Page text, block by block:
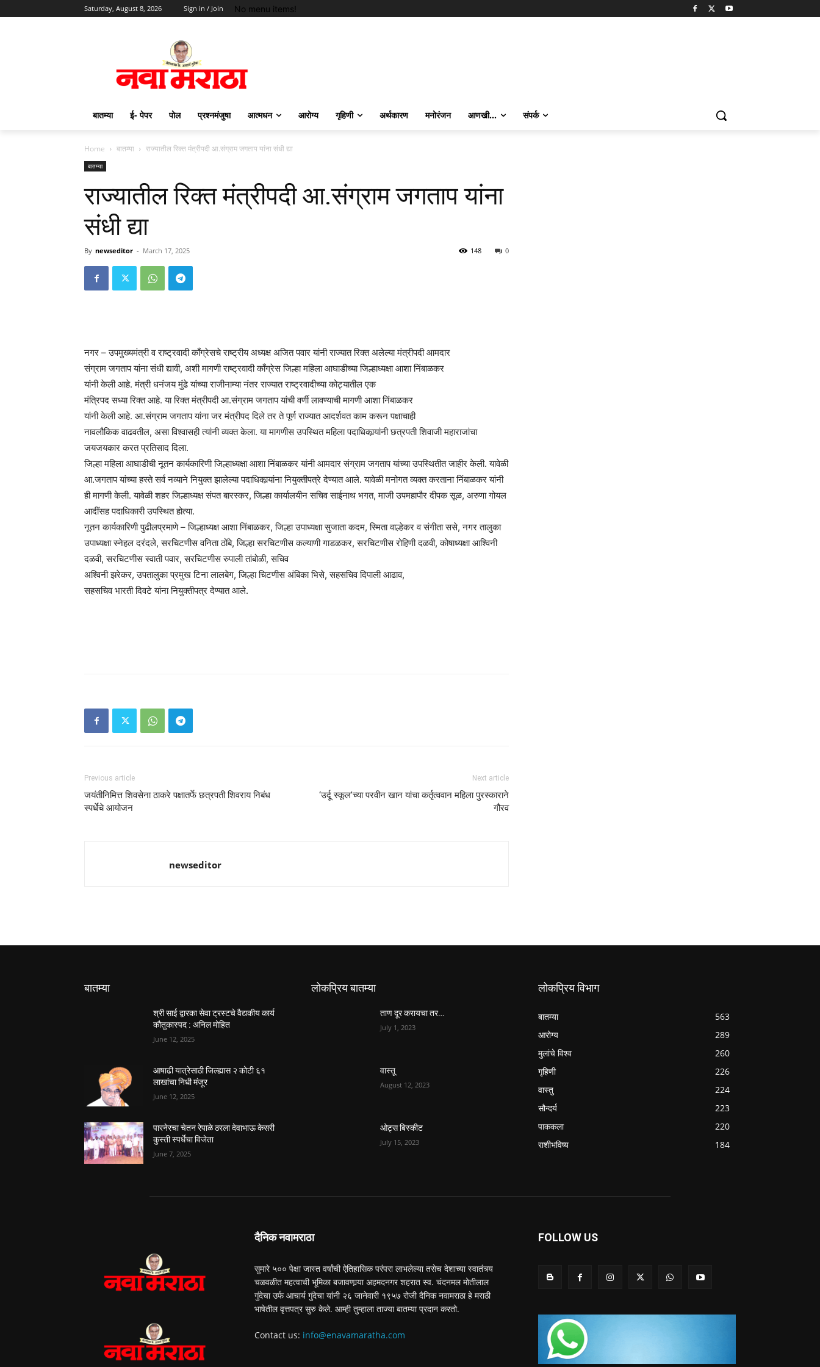
Saturday, August 8, 2026 Sign in / Join No menu items!
बातम्या ई- पेपर पोल प्रश्नमंजुषा आत्मधन आरोग्य गृहिणी अर्थकारण मनोरंजन आणखी… संपर्क
Home बातम्या राज्यातील रिक्त मंत्रीपदी आ.संग्राम जगताप यांना संधी द्या
बातम्या
राज्यातील रिक्त मंत्रीपदी आ.संग्राम जगताप यांना
संधी द्या
By newseditor - March 17, 2025 0
148
नगर – उपमुख्यमंत्री व राष्ट्रवादी काँग्रेसचे राष्ट्रीय अध्यक्ष अजित पवार यांनी राज्यात रिक्त अलेल्या मंत्रीपदी आमदार
संग्राम जगताप यांना संधी द्यावी, अशी मागणी राष्ट्रवादी काँग्रेस जिल्हा महिला आघाडीच्या जिल्हाध्यक्षा आशा निंबाळकर
यांनी केली आहे. मंत्री धनंजय मुंढे यांच्या राजीनाम्या नंतर राज्यात राष्ट्रवादीच्या कोट्यातील एक
मंत्रिपद सध्या रिक्त आहे. या रिक्त मंत्रीपदी आ.संग्राम जगताप यांची वर्णी लावण्याची मागणी आशा निंबाळकर
यांनी केली आहे. आ.संग्राम जगताप यांना जर मंत्रीपद दिले तर ते पूर्ण राज्यात आदर्शवत काम करून पक्षाचाही
नावलौकिक वाढवतील, असा विश्वासही त्यांनी व्यक्त केला. या मागणीस उपस्थित महिला पदाधिकार्‍यांनी छत्रपती शिवाजी महाराजांचा
जयजयकार करत प्रतिसाद दिला.
जिल्हा महिला आघाडीची नूतन कार्यकारिणी जिल्हाध्यक्षा आशा निंबाळकर यांनी आमदार संग्राम जगताप यांच्या उपस्थितीत जाहीर केली. यावेळी
आ.जगताप यांच्या हस्ते सर्व नव्याने नियुक्त झालेल्या पदाधिकार्‍यांना नियुक्तीपत्रे देण्यात आले. यावेळी मनोगत व्यक्त करताना निंबाळकर यांनी
ही मागणी केली. यावेळी शहर जिल्हाध्यक्ष संपत बारस्कर, जिल्हा कार्यालयीन सचिव साईनाथ भगत, माजी उपमहापौर दीपक सूळ, अरुणा गोयल
आदींसह पदाधिकारी उपस्थित होत्या.
नूतन कार्यकारिणी पुढीलप्रमाणे – जिल्हाध्यक्ष आशा निंबाळकर, जिल्हा उपाध्यक्षा सुजाता कदम, स्मिता वाल्हेकर व संगीता ससे, नगर तालुका
उपाध्यक्षा स्नेहल दरंदले, सरचिटणीस वनिता ठोंबे, जिल्हा सरचिटणीस कल्याणी गाडळकर, सरचिटणीस रोहिणी दळवी, कोषाध्यक्षा आश्विनी
दळवी, सरचिटणीस स्वाती पवार, सरचिटणीस रुपाली तांबोळी, सचिव
अश्विनी झरेकर, उपतालुका प्रमुख टिना लालबेग, जिल्हा चिटणीस अंबिका भिसे, सहसचिव दिपाली आढाव,
सहसचिव भारती दिवटे यांना नियुक्तीपत्र देण्यात आले.
Previous article
जयंतीनिमित्त शिवसेना ठाकरे पक्षातर्फे छत्रपती शिवराय निबंध
स्पर्धेचे आयोजन
Next article
‘उर्दू स्कूल’च्या परवीन खान यांचा कर्तृत्ववान महिला पुरस्काराने
गौरव
newseditor
बातम्या
श्री साई द्वारका सेवा ट्रस्टचे वैद्यकीय कार्य
कौतुकास्पद : अनिल मोहित
June 12, 2025
आषाढी यात्रेसाठी जिल्ह्यास २ कोटी ६१
लाखांचा निधी मंजूर
June 12, 2025
पारनेरचा चेतन रेपाळे ठरला देवाभाऊ केसरी
कुस्ती स्पर्धेचा विजेता
June 7, 2025
लोकप्रिय बातम्या
ताण दूर करायचा तर…
July 1, 2023
वास्तू
August 12, 2023
ओट्स बिस्कीट
July 15, 2023
लोकप्रिय विभाग
बातम्या
563
आरोग्य
289
मुलांचे विश्व
260
गृहिणी
226
वास्तु
224
सौन्दर्य
223
पाककला
220
राशीभविष्य
184
दैनिक नवामराठा
सुमारे ५०० पेक्षा जास्त वर्षांची ऐतिहासिक परंपरा लाभलेल्या तसेच देशाच्या स्वातंत्र्य
चळवळीत महत्वाची भूमिका बजावणार्‍या अहमदनगर शहरात स्व. चंदनमल मोतीलाल
गुंदेचा उर्फ आचार्य गुंदेचा यांनी २६ जानेवारी १९५७ रोजी दैनिक नवामराठा हे मराठी
भाषेतील वृत्तपत्र सुरु केले. आम्ही तुम्हाला ताज्या बातम्या प्रदान करतो.
Contact us: info@enavamaratha.com
FOLLOW US